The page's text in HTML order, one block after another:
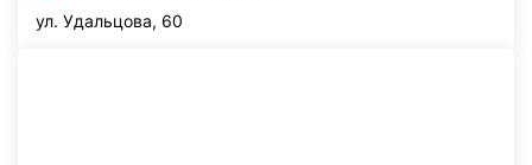
ул. Удальцова, 60